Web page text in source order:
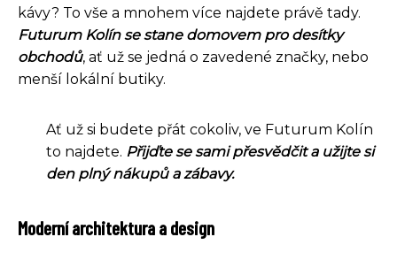
kávy? To vše a mnohem více najdete právě tady.
Futurum Kolín se stane domovem pro desítky
obchodů, ať už se jedná o zavedené značky, nebo
menší lokální butiky.
Ať už si budete přát cokoliv, ve Futurum Kolín
to najdete. Přijďte se sami přesvědčit a užijte si
den plný nákupů a zábavy.
Moderní architektura a design